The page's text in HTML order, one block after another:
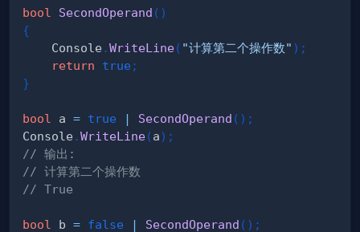
bool SecondOperand ( )
{
    Console
.WriteLine( "计算第二个操作数" ) ;
return
true ;
}
bool a = true | SecondOperand ( ) ;
Console .WriteLine(a) ;
// 输出:
// 计算第二个操作数
// True
bool b = false | SecondOperand ( ) ;